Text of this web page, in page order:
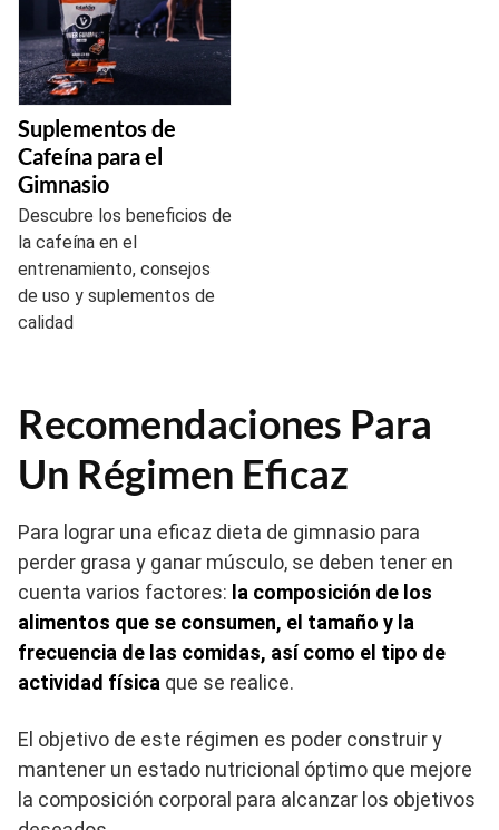
Suplementos de
Cafeína para el
Gimnasio
Descubre los beneficios de
la cafeína en el
entrenamiento, consejos
de uso y suplementos de
calidad
Recomendaciones Para
Un Régimen Eficaz
Para lograr una eficaz dieta de gimnasio para
perder grasa y ganar músculo, se deben tener en
cuenta varios factores: la composición de los
alimentos que se consumen, el tamaño y la
frecuencia de las comidas, así como el tipo de
actividad física que se realice.
El objetivo de este régimen es poder construir y
mantener un estado nutricional óptimo que mejore
la composición corporal para alcanzar los objetivos